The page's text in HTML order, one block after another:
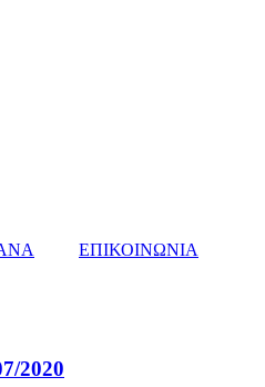
ΕΠΙΚΟΙΝΩΝΙΑ
2020